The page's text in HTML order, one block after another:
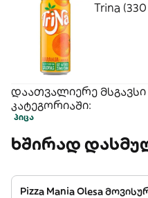
Trina (330
დაათვალიერე მსგავსი
კატეგორიაში:
პიცა
ხშირად
Pizza Mania Olesa